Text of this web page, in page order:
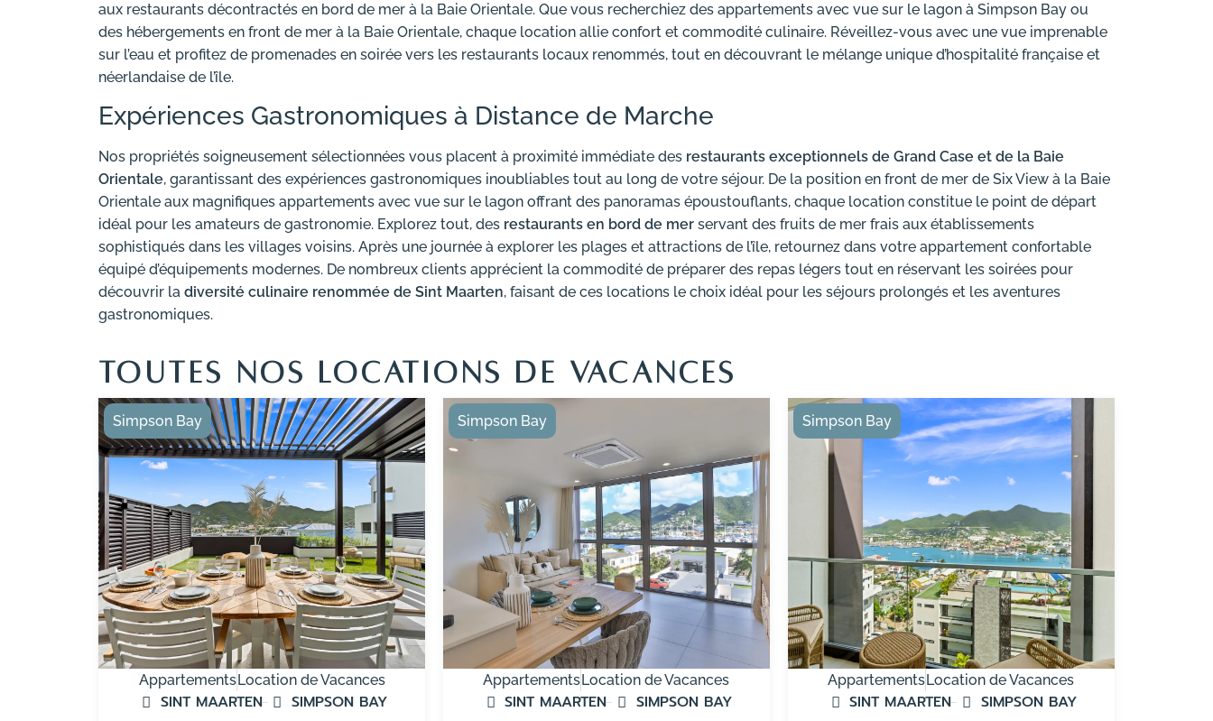
aux restaurants décontractés en bord de mer à la Baie Orientale. Que vous recherchiez des appartements avec vue sur le lagon à Simpson Bay ou
des hébergements en front de mer à la Baie Orientale, chaque location allie confort et commodité culinaire. Réveillez-vous avec une vue imprenable
sur l’eau et profitez de promenades en soirée vers les restaurants locaux renommés, tout en découvrant le mélange unique d’hospitalité française et
néerlandaise de l’île.
Expériences Gastronomiques à Distance de Marche
Nos propriétés soigneusement sélectionnées vous placent à proximité immédiate des restaurants exceptionnels de Grand Case et de la Baie
Orientale, garantissant des expériences gastronomiques inoubliables tout au long de votre séjour. De la position en front de mer de Six View à la Baie
Orientale aux magnifiques appartements avec vue sur le lagon offrant des panoramas époustouflants, chaque location constitue le point de départ
idéal pour les amateurs de gastronomie. Explorez tout, des restaurants en bord de mer servant des fruits de mer frais aux établissements
sophistiqués dans les villages voisins. Après une journée à explorer les plages et attractions de l’île, retournez dans votre appartement confortable
équipé d’équipements modernes. De nombreux clients apprécient la commodité de préparer des repas légers tout en réservant les soirées pour
découvrir ladiversité culinaire renommée de Sint Maarten, faisant de ces locations le choix idéal pour les séjours prolongés et les aventures
gastronomiques.
TOUTES NOS LOCATIONS DE VACANCES
AppartementsLocation de Vacances
SINT MAARTEN SIMPSON BAY
Simpson Bay
AppartementsLocation de Vacances
SINT MAARTEN SIMPSON BAY
Simpson Bay
AppartementsLocation de Vacances
SINT MAARTEN SIMPSON BAY
Simpson Bay